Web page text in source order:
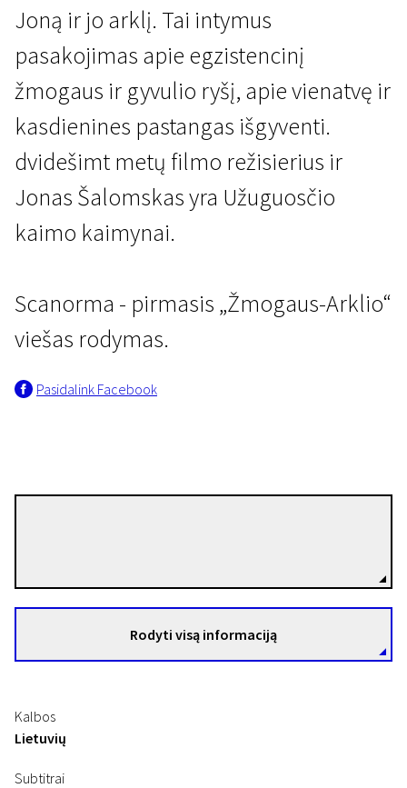
Baltijos premjeros
1 val. 12 min. | Dokumentinis | N/A
Joną ir jo arklį. Tai intymus
pasakojimas apie egzistencinį
žmogaus ir gyvulio ryšį, apie vienatvę ir
kasdienines pastangas išgyventi.
dvidešimt metų filmo režisierius ir
Jonas Šalomskas yra Užuguosčio
kaimo kaimynai.
Scanorma - pirmasis „Žmogaus-Arklio“
viešas rodymas.
Pasidalink Facebook
Rodyti visą informaciją
Kalbos
Lietuvių
Subtitrai